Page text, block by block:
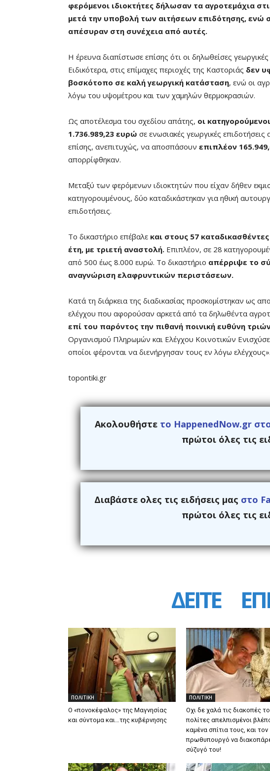
φερόμενοι ιδιοκτήτες δήλωσαν τα αγροτεμάχια
μετά την υποβολή των αιτήσεων επιδότησης, ενώ
απέσυραν στη συνέχεια από αυτές.
Η έρευνα διαπίστωσε επίσης ότι οι δηλωθείσες
Ειδικότερα, στις επίμαχες περιοχές της Καστοριάς δεν
βοσκότοπο σε καλή γεωργική κατάσταση, ενώ οι
λόγω του υψομέτρου και των χαμηλών θερμοκρασιών.
Ως αποτέλεσμα του σχεδίου απάτης, οι
1.736.989,23 ευρώ σε ενωσιακές γεωργικές
επίσης, ανεπιτυχώς, να αποσπάσουν επιπλέον
απορρίφθηκαν.
Μεταξύ των φερόμενων ιδιοκτητών που είχαν δήθεν
κατηγορουμένους, δύο καταδικάστηκαν για ηθική
επιδοτήσεις.
Το δικαστήριο επέβαλε και στους 57
έτη, με τριετή αναστολή. Επιπλέον, σε 28
από 500 έως 8.000 ευρώ. Το δικαστήριο απέρριψε το
αναγνώριση ελαφρυντικών περιστάσεων.
Κατά τη διάρκεια της διαδικασίας προσκομίστηκαν ως
ελέγχου που αφορούσαν αρκετά από τα δηλωθέντα
επί του παρόντος την πιθανή ποινική ευθύνη
Οργανισμού Πληρωμών και Ελέγχου Κοινοτικών
οποίοι φέρονται να διενήργησαν τους εν λόγω ελέγχους».
topontiki.gr
Ακολουθήστε το HappenedNow.gr
πρώτοι όλες τις
Διαβάστε ολες τις ειδήσεις μας στο
πρώτοι όλες τις
ΔΕΙΤΕ
ΠΟΛΙΤΙΚΗ
Ο «πονοκέφαλος» της Μαγνησίας
και σύντομα και…της κυβέρνησης
ΠΟΛΙΤΙΚΗ
Οχι δε χαλά τις διακοπές
πολίτες απελπισμένοι
καμένα σπίτια τους, και τον
πρωθυπουργό να
σύζυγό του!